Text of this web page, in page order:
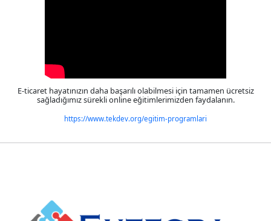
E-ticaret hayatınızın daha başarılı olabilmesi için tamamen ücretsiz
sağladığımız sürekli online eğitimlerimizden faydalanın.
https://www.tekdev.org/egitim-programlari